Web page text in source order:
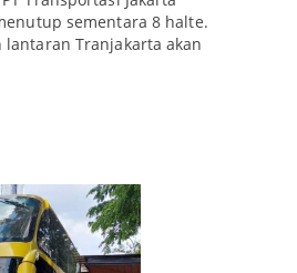
sementara 8 halte.
Tranjakarta akan